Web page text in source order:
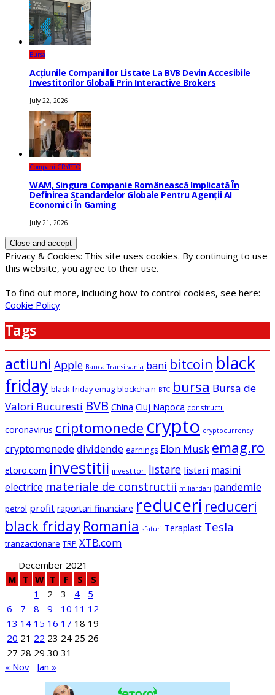
Bursa
Acțiunile Companiilor Listate La BVB Devin Accesibile
Investitorilor Globali Prin Interactive Brokers
July 22, 2026
CompaniiCRYPTO
WAM, Singura Companie Românească Implicată În
Definirea Standardelor Globale Pentru Agenții AI
Economici În Gaming
July 21, 2026
Privacy & Cookies: This site uses cookies. By continuing to use
this website, you agree to their use.
To find out more, including how to control cookies, see here:
Cookie Policy
Tags
actiuni Apple Banca Transilvania bani bitcoin black
friday black friday emag blockchain BTC bursa Bursa de
Valori Bucuresti BVB China Cluj Napoca constructii
coronavirus criptomonede crypto cryptocurrency
cryptomonede dividende earnings Elon Musk emag.ro
etoro.com investitii investitori listare listari masini
electrice materiale de constructii miliardari pandemie
petrol profit raportari financiare reduceri reduceri
black friday Romania sfaturi Teraplast Tesla
tranzactionare TRP XTB.com
December 2021
M T W T F S
S
1
2 3 4
5
6
7 8 9 10 11 12
13 14 15 16 17 18 19
20 21 22 23 24 25 26
27 28 29 30 31
« Nov
Jan »